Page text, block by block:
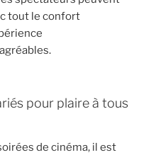
tout le confort
pour plaire à tous
de cinéma, il est